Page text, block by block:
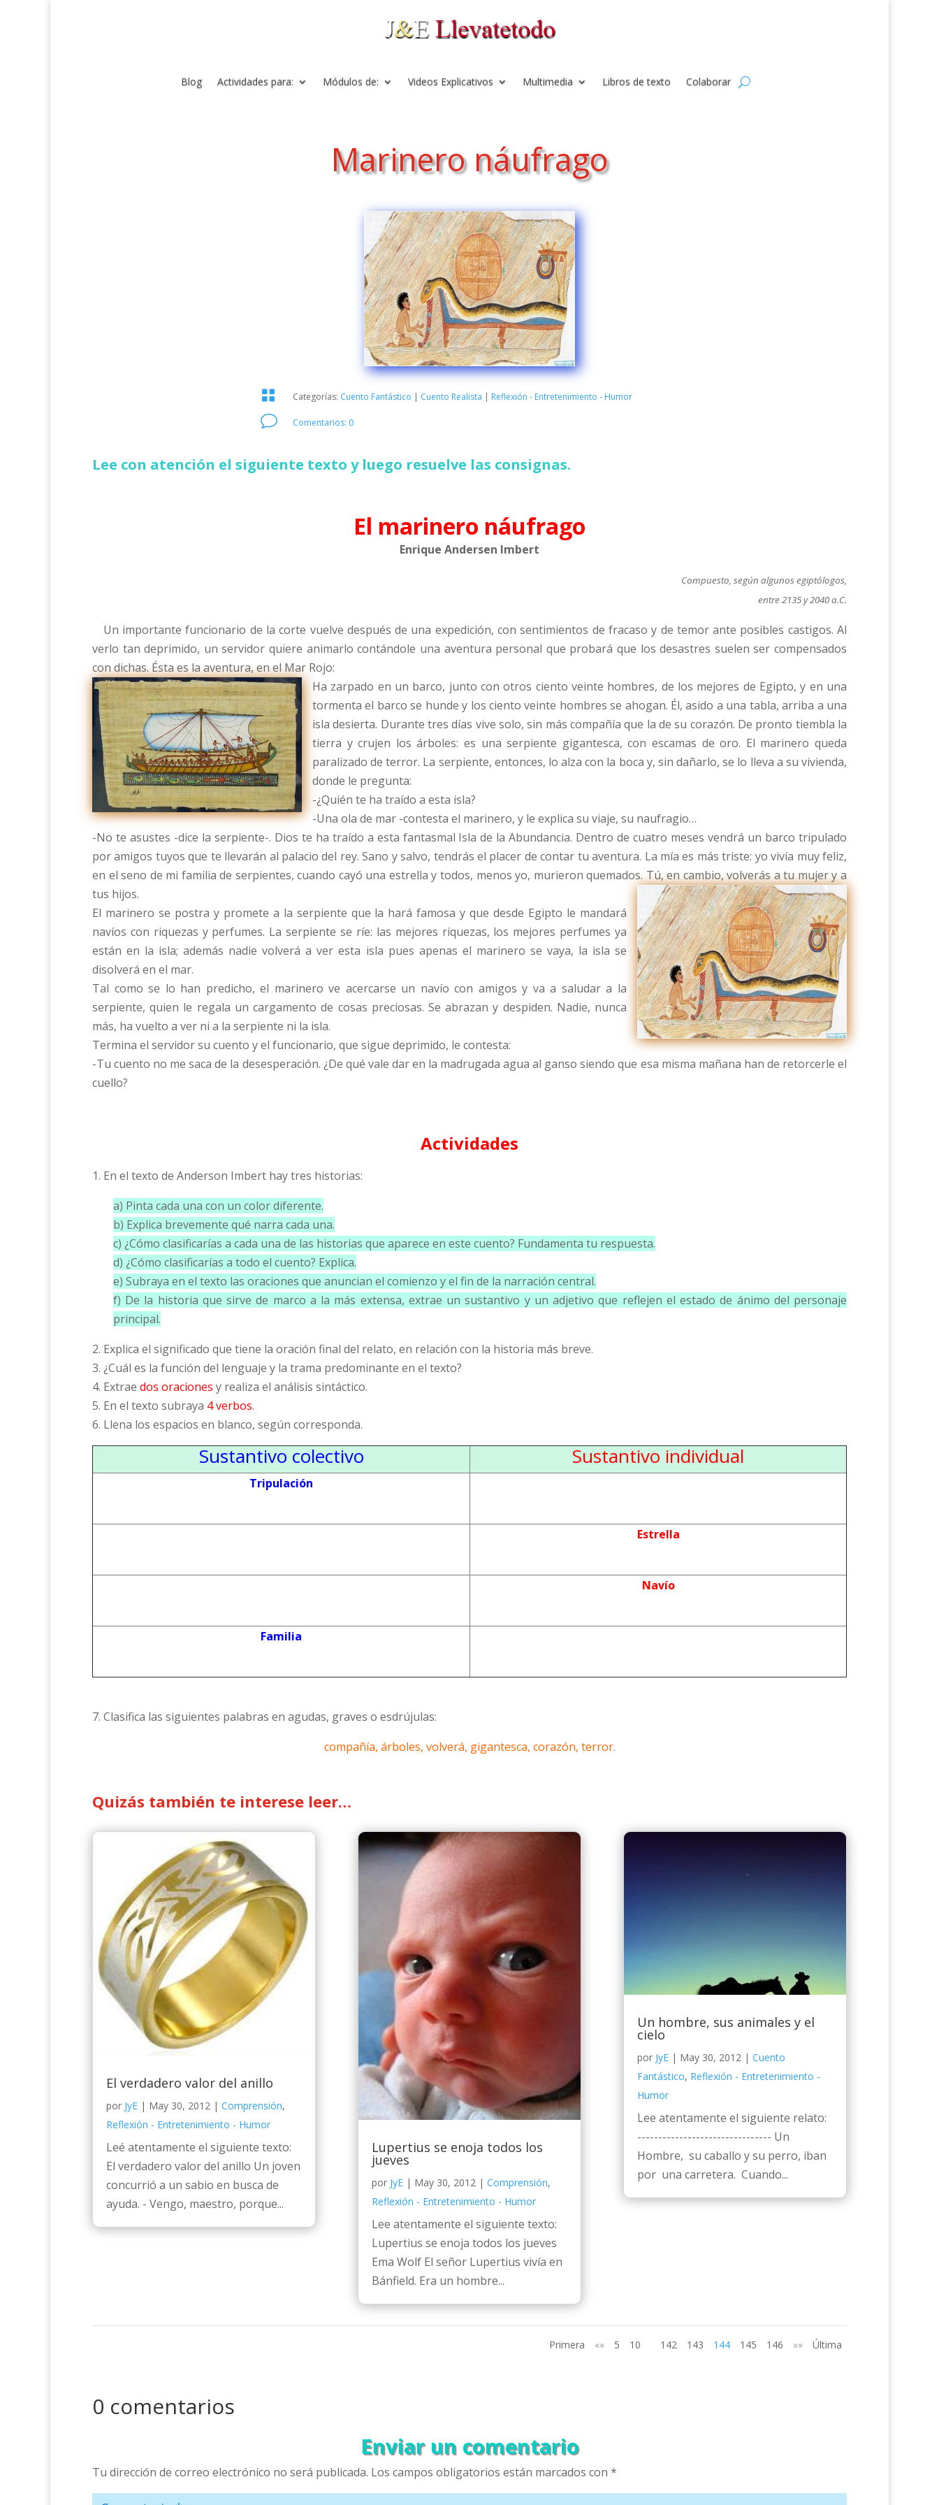
Blog Actividades para: Módulos de: Videos Explicativos Multimedia Libros de texto Colaborar
Marinero náufrago
 Categorías: Cuento Fantástico | Cuento Realista | Reflexión - Entretenimiento - Humor
v Comentarios: 0
Lee con atención el siguiente texto y luego resuelve las consignas.
El marinero náufrago
Enrique Andersen Imbert
Compuesto, según algunos egiptólogos,
entre 2135 y 2040 a.C.
Un importante funcionario de la corte vuelve después de una expedición, con sentimientos de fracaso y de temor ante posibles castigos. Al
verlo tan deprimido, un servidor quiere animarlo contándole una aventura personal que probará que los desastres suelen ser compensados
con dichas. Ésta es la aventura, en el Mar Rojo:
Ha zarpado en un barco, junto con otros ciento veinte hombres, de los mejores de Egipto, y en una
tormenta el barco se hunde y los ciento veinte hombres se ahogan. Él, asido a una tabla, arriba a una
isla desierta. Durante tres días vive solo, sin más compañía que la de su corazón. De pronto tiembla la
tierra y crujen los árboles: es una serpiente gigantesca, con escamas de oro. El marinero queda
paralizado de terror. La serpiente, entonces, lo alza con la boca y, sin dañarlo, se lo lleva a su vivienda,
donde le pregunta:
-¿Quién te ha traído a esta isla?
-Una ola de mar -contesta el marinero, y le explica su viaje, su naufragio…
-No te asustes -dice la serpiente-. Dios te ha traído a esta fantasmal Isla de la Abundancia. Dentro de cuatro meses vendrá un barco tripulado
por amigos tuyos que te llevarán al palacio del rey. Sano y salvo, tendrás el placer de contar tu aventura. La mía es más triste: yo vivía muy feliz,
en el seno de mi familia de serpientes, cuando cayó una estrella y todos, menos yo, murieron quemados. Tú, en cambio, volverás a tu mujer y a
tus hijos.
El marinero se postra y promete a la serpiente que la hará famosa y que desde Egipto le mandará
navíos con riquezas y perfumes. La serpiente se ríe: las mejores riquezas, los mejores perfumes ya
están en la isla; además nadie volverá a ver esta isla pues apenas el marinero se vaya, la isla se
disolverá en el mar.
Tal como se lo han predicho, el marinero ve acercarse un navío con amigos y va a saludar a la
serpiente, quien le regala un cargamento de cosas preciosas. Se abrazan y despiden. Nadie, nunca
más, ha vuelto a ver ni a la serpiente ni la isla.
Termina el servidor su cuento y el funcionario, que sigue deprimido, le contesta:
-Tu cuento no me saca de la desesperación. ¿De qué vale dar en la madrugada agua al ganso siendo que esa misma mañana han de retorcerle el
cuello?
Actividades
1. En el texto de Anderson Imbert hay tres historias:
a) Pinta cada una con un color diferente.
b) Explica brevemente qué narra cada una.
c) ¿Cómo clasificarías a cada una de las historias que aparece en este cuento? Fundamenta tu respuesta.
d) ¿Cómo clasificarías a todo el cuento? Explica.
e) Subraya en el texto las oraciones que anuncian el comienzo y el fin de la narración central.
f) De la historia que sirve de marco a la más extensa, extrae un sustantivo y un adjetivo que reflejen el estado de ánimo del personaje
principal.
2. Explica el significado que tiene la oración final del relato, en relación con la historia más breve.
3. ¿Cuál es la función del lenguaje y la trama predominante en el texto?
4. Extrae dos oraciones y realiza el análisis sintáctico.
5. En el texto subraya 4 verbos.
6. Llena los espacios en blanco, según corresponda.
Sustantivo colectivo Sustantivo individual
Tripulación
Estrella
Navío
Familia
7. Clasifica las siguientes palabras en agudas, graves o esdrújulas:
compañía, árboles, volverá, gigantesca, corazón, terror.
Quizás también te interese leer…
El verdadero valor del anillo
por JyE | May 30, 2012 | Comprensión,
Reflexión - Entretenimiento - Humor
Leé atentamente el siguiente texto:
El verdadero valor del anillo Un joven
concurrió a un sabio en busca de
ayuda. - Vengo, maestro, porque...
Lupertius se enoja todos los
jueves
por JyE| May 30, 2012| Comprensión,
Reflexión - Entretenimiento - Humor
Lee atentamente el siguiente texto:
Lupertius se enoja todos los jueves
Ema Wolf El señor Lupertius vivía en
Bánfield. Era un hombre...
Un hombre, sus animales y el
cielo
por JyE| May 30, 2012| Cuento
Fantástico, Reflexión - Entretenimiento -
Humor
Lee atentamente el siguiente relato:
-------------------------------- Un
Hombre, su caballo y su perro, iban
por una carretera. Cuando...
Primera «« 5 10 142 143 144 145 146 »» Última
0 comentarios
Enviar un comentario
Tu dirección de correo electrónico no será publicada. Los campos obligatorios están marcados con *